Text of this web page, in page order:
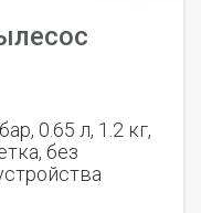
0.65 л, 1.2 кг,
без